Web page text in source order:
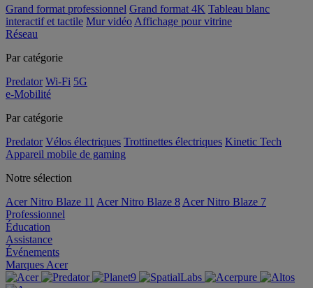
Grand format professionnel Grand format 4K Tableau blanc
interactif et tactile Mur vidéo Affichage pour vitrine
Réseau
Par catégorie
Predator Wi-Fi 5G
e-Mobilité
Par catégorie
Predator Vélos électriques Trottinettes électriques Kinetic Tech
Appareil mobile de gaming
Notre sélection
Acer Nitro Blaze 11 Acer Nitro Blaze 8 Acer Nitro Blaze 7
Professionnel
Éducation
Assistance
Événements
Marques Acer